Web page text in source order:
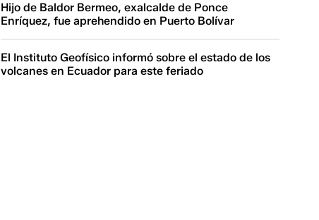
Hijo de Baldor Bermeo, exalcalde de Ponce
Enríquez, fue aprehendido en Puerto Bolívar
El Instituto Geofísico informó sobre el estado de los
volcanes en Ecuador para este feriado